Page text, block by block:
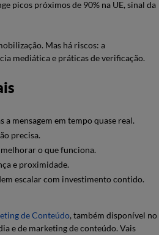
picos próximos de 90% na UE, sinal da
Mas há riscos: a
mediática e práticas de verificação.
mensagem em tempo quase real.
precisa.
o que funciona.
e proximidade.
escalar com investimento contido.
de Conteúdo, também disponível no
e de marketing de conteúdo. Vais